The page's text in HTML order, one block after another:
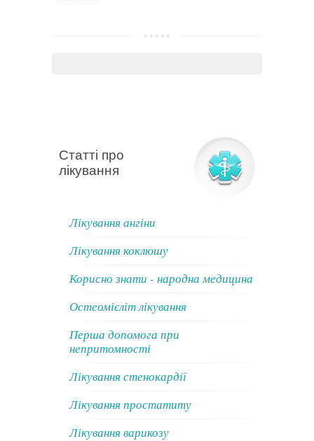
Статті про
лікування
Лікування ангіни
Лікування коклюшу
Корисно знати - народна медицина
Остеомієліт лікування
Перша допомога при
непритомності
Лікування стенокардії
Лікування простатиту
Лікування варикозу